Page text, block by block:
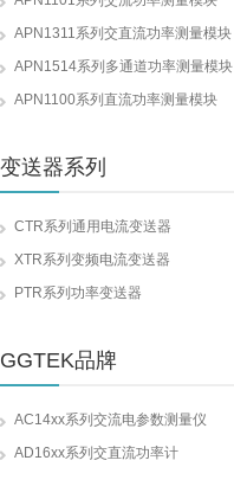
APN1311系列交直流功率测量模块
APN1514系列多通道功率测量模块
APN1100系列直流功率测量模块
变送器系列
CTR系列通用电流变送器
XTR系列变频电流变送器
PTR系列功率变送器
GGTEK品牌
AC14xx系列交流电参数测量仪
AD16xx系列交直流功率计